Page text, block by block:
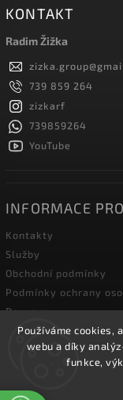
Používáme cookies,
webu a díky
funkce,
KONTAKT
Radim Žižka
zizka.group@
739 859 264
zizkarf
739859264
YouTube
INFORMACE
Kontakty
Služby
Obchodní podmínky
Podmínky ochrany
Doprava
Blog zahradní